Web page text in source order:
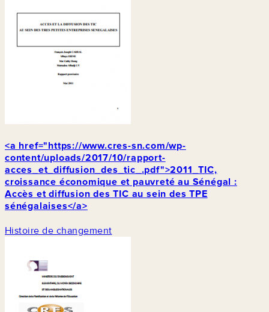
<a href="https://www.cres-sn.com/wp-
content/uploads/2017/10/rapport-
acces_et_diffusion_des_tic_.pdf">2011_TIC,
croissance économique et pauvreté au Sénégal :
Accès et diffusion des TIC au sein des TPE
sénégalaises</a>
Histoire de changement